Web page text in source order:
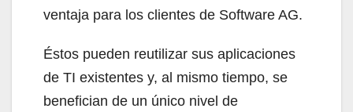
ventaja para los clientes de Software AG.
Éstos pueden reutilizar sus aplicaciones
de TI existentes y, al mismo tiempo, se
benefician de un único nivel de